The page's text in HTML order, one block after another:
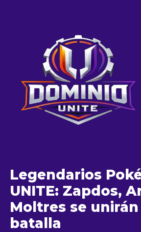
Legendarios
UNITE: Zapdos,
Moltres se unirán
batalla